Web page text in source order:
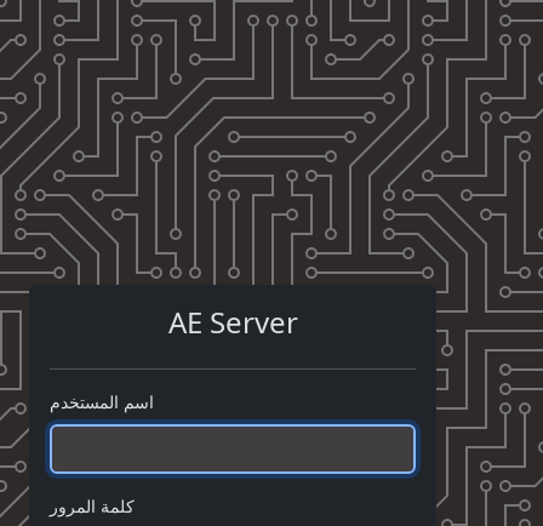
AE Server
اسم المستخدم
كلمة المرور